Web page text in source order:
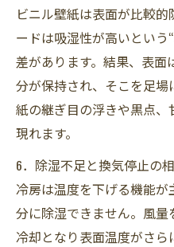
ビニル壁紙は表面が比較
ードは吸湿性が高いという
差があります。結果、表
分が保持され、そこを足
紙の継ぎ目の浮きや黒点
現れます。
6．除湿不足と換気停止の
冷房は温度を下げる機能
分に除湿できません。風
冷却となり表面温度がさ